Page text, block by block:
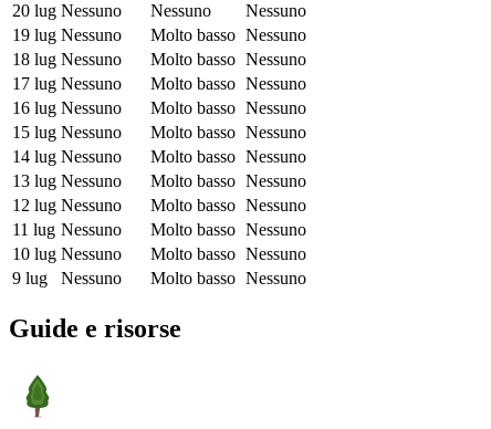
20 lug Nessuno Nessuno
Nessuno
19 lug Nessuno Molto basso Nessuno
18 lug Nessuno Molto basso Nessuno
17 lug Nessuno Molto basso Nessuno
16 lug Nessuno Molto basso Nessuno
15 lug Nessuno Molto basso Nessuno
14 lug Nessuno Molto basso Nessuno
13 lug Nessuno Molto basso Nessuno
12 lug Nessuno Molto basso Nessuno
11 lug Nessuno Molto basso Nessuno
10 lug Nessuno Molto basso Nessuno
9 lug
Nessuno Molto basso Nessuno
Guide e risorse